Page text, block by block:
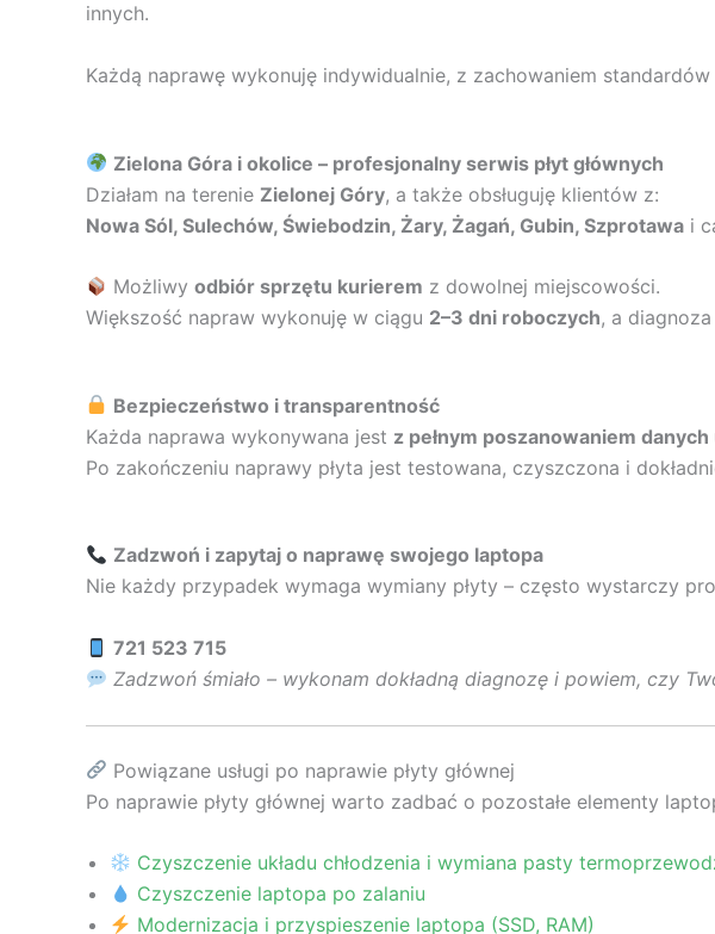
innych.
Każdą naprawę wykonuję indywidualnie, z zachowaniem
Zielona Góra i okolice – profesjonalny serwis płyt głównych
Działam na terenie Zielonej Góry, a także obsługuję klientów z:
Nowa Sól, Sulechów, Świebodzin, Żary, Żagań, Gubin, Szprotawa i
Możliwyodbiór sprzętu kurierem z dowolnej miejscowości.
Większość napraw wykonuję w ciągu 2–3 dni roboczych, a
Bezpieczeństwo i transparentność
Każda naprawa wykonywana jest z pełnym poszanowaniem
Po zakończeniu naprawy płyta jest testowana, czyszczona i
Zadzwoń i zapytaj o naprawę swojego laptopa
Nie każdy przypadek wymaga wymiany płyty – często wystarczy
721 523 715
Zadzwoń śmiało – wykonam dokładną diagnozę i powiem, czy
Powiązane usługi po naprawie płyty głównej
Po naprawie płyty głównej warto zadbać o pozostałe elementy
Czyszczenie układu chłodzenia i wymiana pasty
Czyszczenie laptopa po zalaniu
Modernizacja i przyspieszenie laptopa (SSD, RAM)